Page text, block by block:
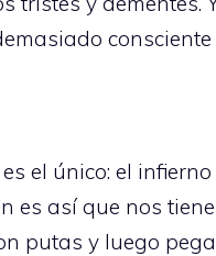
el único: el
es así que nos
putas y luego